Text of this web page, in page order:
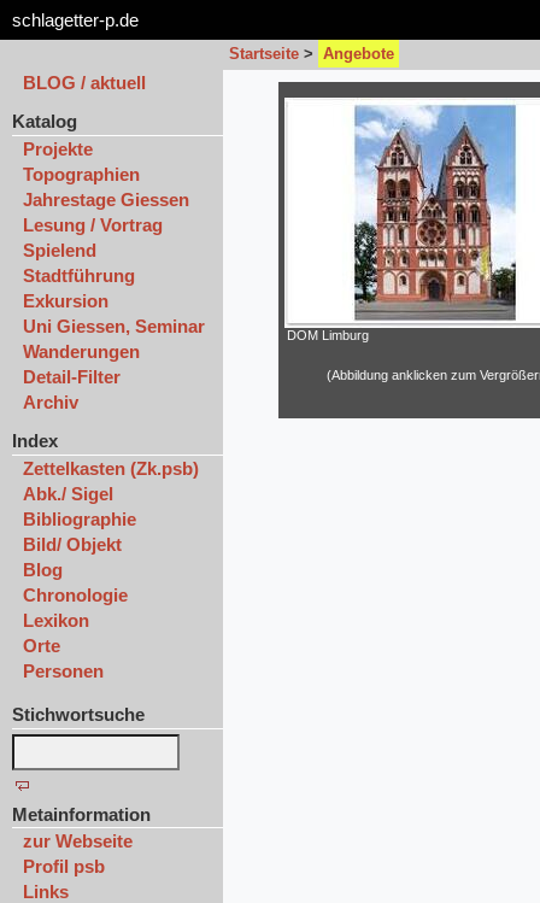
schlagetter-p.de
Startseite > Angebote
BLOG / aktuell
Katalog
Projekte
Topographien
Jahrestage Giessen
Lesung / Vortrag
Spielend
Stadtführung
Exkursion
Uni Giessen, Seminar
Wanderungen
Detail-Filter
Archiv
Index
Zettelkasten (Zk.psb)
Abk./ Sigel
Bibliographie
Bild/ Objekt
Blog
Chronologie
Lexikon
Orte
Personen
Stichwortsuche
Metainformation
zur Webseite
Profil psb
Links
DOM Limburg
(Abbildung anklicken zum